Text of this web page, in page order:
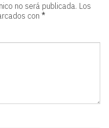
no será publicada. Los
con *